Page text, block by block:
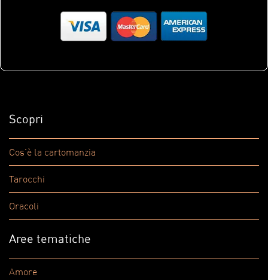
Scopri
Cos'è la cartomanzia
Tarocchi
Oracoli
Aree tematiche
Amore